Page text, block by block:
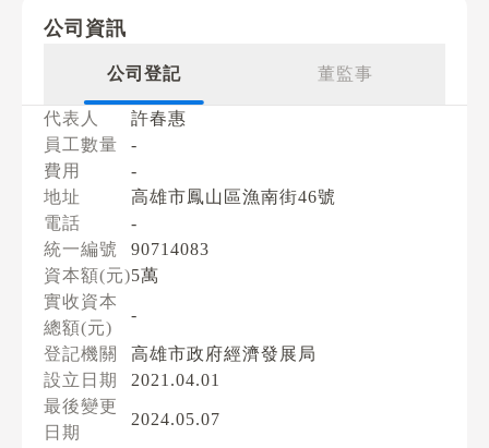
公司資訊
公司登記 董監事
代表人
許春惠
員工數量
-
費用
-
地址
高雄市鳳山區漁南街46號
電話
-
統一編號
90714083
資本額(元)5萬
實收資本
總額(元)
-
登記機關
高雄市政府經濟發展局
設立日期
2021.04.01
最後變更
日期
2024.05.07